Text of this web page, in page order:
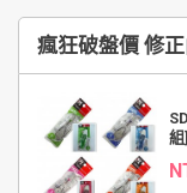
瘋狂破盤價 修
組]